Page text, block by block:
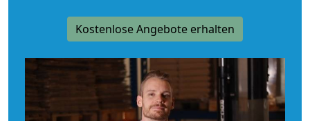
Kostenlose Angebote erhalten